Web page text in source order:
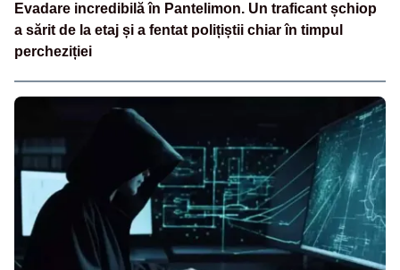
Evadare incredibilă în Pantelimon. Un traficant șchiop
a sărit de la etaj și a fentat polițiștii chiar în timpul
percheziției